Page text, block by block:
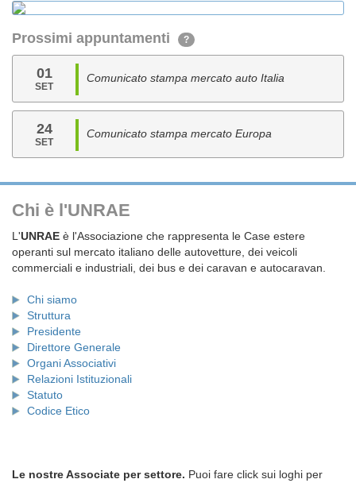
Prossimi appuntamenti ?
01
SET
Comunicato stampa mercato auto Italia
24
SET
Comunicato stampa mercato Europa
Chi è l'UNRAE
L'UNRAE è l'Associazione che rappresenta le Case estere
operanti sul mercato italiano delle autovetture, dei veicoli
commerciali e industriali, dei bus e dei caravan e autocaravan.
Chi siamo
Struttura
Presidente
Direttore Generale
Organi Associativi
Relazioni Istituzionali
Statuto
Codice Etico
Le nostre Associate per settore. Puoi fare click sui loghi per